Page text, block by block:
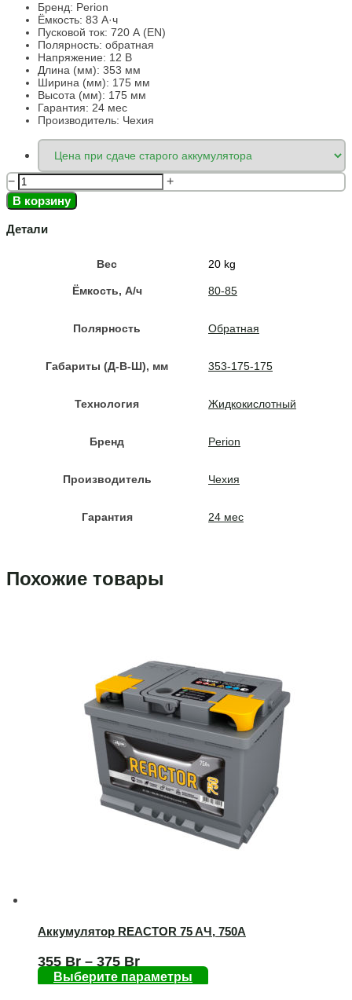
Бренд: Perion
Ёмкость: 83 А·ч
Пусковой ток: 720 А (EN)
Полярность: обратная
Напряжение: 12 В
Длина (мм): 353 мм
Ширина (мм): 175 мм
Высота (мм): 175 мм
Гарантия: 24 мес
Производитель: Чехия
−
+
В корзину
Детали
Вес 20 kg
Ёмкость, A/ч 80-85
Полярность Обратная
Габариты (Д-В-Ш), мм 353-175-175
Технология Жидкокислотный
Бренд Perion
Производитель Чехия
Гарантия 24 мес
Похожие товары
Аккумулятор REACTOR 75 AЧ, 750А
355 Br – 375 Br
Выберите параметры